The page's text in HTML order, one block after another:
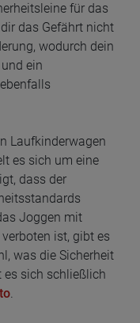
für das
das Gefährt nicht
wodurch dein
ein
Laufkinderwagen
es sich um eine
dass der
Joggen mit
ist, gibt es
was die Sicherheit
es sich schließlich
.